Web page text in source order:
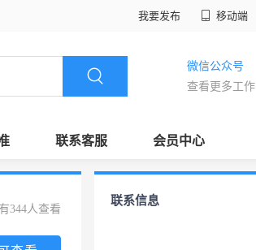
我要发布 移动端
微信公众号
查看更多工作
联系客服 会员中心
344人查看
联系信息